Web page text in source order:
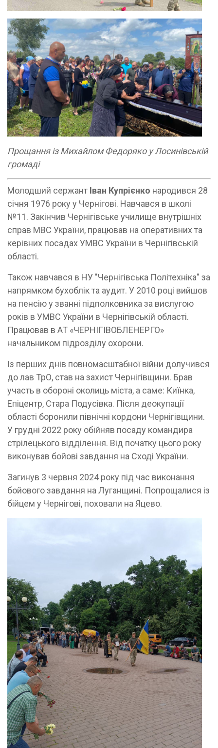
Прощання із Михайлом Федоряко у Лосинівській
громаді
Молодший сержант Іван Купрієнко народився 28
січня 1976 року у Чернігові. Навчався в школі
№11. Закінчив Чернігівське училище внутрішніх
справ МВС України, працював на оперативних та
керівних посадах УМВС України в Чернігівській
області.
Також навчався в НУ "Чернігівська Політехніка" за
напрямком бухоблік та аудит. У 2010 році вийшов
на пенсію у званні підполковника за вислугою
років в УМВС України в Чернігівській області.
Працював в АТ «ЧЕРНІГІВОБЛЕНЕРГО»
начальником підрозділу охорони.
Із перших днів повномасштабної війни долучився
до лав ТрО, став на захист Чернігівщини. Брав
участь в обороні околиць міста, а саме: Киїнка,
Епіцентр, Стара Подусівка. Після деокупації
області боронили північні кордони Чернігівщини.
У грудні 2022 року обійняв посаду командира
стрілецького відділення. Від початку цього року
виконував бойові завдання на Сході України.
Загинув 3 червня 2024 року під час виконання
бойового завдання на Луганщині. Попрощалися із
бійцем у Чернігові, поховали на Яцево.